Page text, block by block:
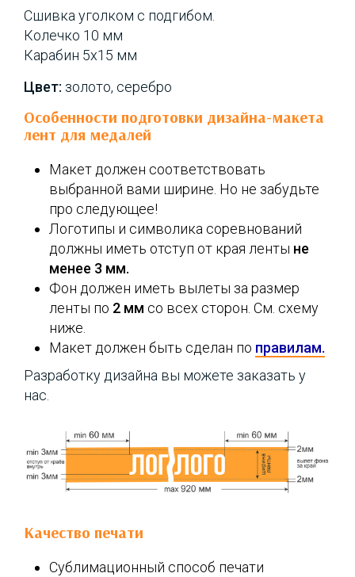
Сшивка уголком с подгибом.
Колечко 10 мм
Карабин 5х15 мм
Цвет: золото, серебро
Особенности подготовки дизайна-макета
лент для медалей
Макет должен соответствовать
выбранной вами ширине. Но не забудьте
про следующее!
Логотипы и символика соревнований
должны иметь отступ от края ленты не
менее 3 мм.
Фон должен иметь вылеты за размер
ленты по 2 мм со всех сторон. См. схему
ниже.
Макет должен быть сделан по правилам.
Разработку дизайна вы можете заказать у
нас.
Качество печати
Сублимационный способ печати